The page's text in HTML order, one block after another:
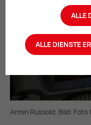
Armin Russold, Bild: Foto
ALLE
ALLE DIENSTE